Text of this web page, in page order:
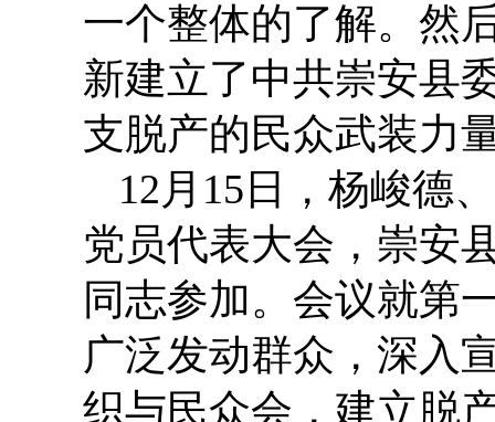
一个整体的了解。然
新建立了中共崇安县
支脱产的民众武装力
12月15日，杨峻德
党员代表大会，崇安
同志参加。会议就第
广泛发动群众，深入
织与民众会，建立脱